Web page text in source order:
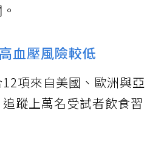
血壓風險較低
項來自美國、歐洲與亞
追蹤上萬名受試者飲食習